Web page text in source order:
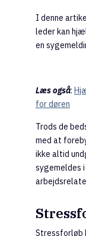
I denne
leder kan
en
Læs også:
for døren
Trods de
med at
ikke altid
sygemeldes
Stressforløb